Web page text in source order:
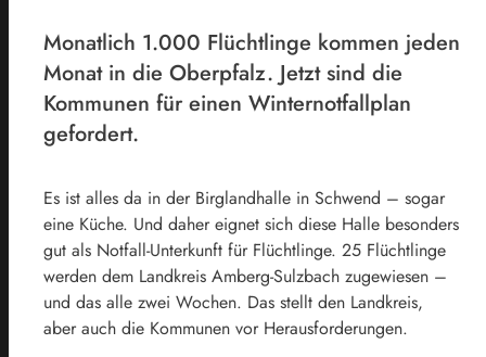
Monatlich 1.000 Flüchtlinge kommen jeden
Monat in die Oberpfalz. Jetzt sind die
Kommunen für einen Winternotfallplan
gefordert.
Es ist alles da in der Birglandhalle in Schwend – sogar
eine Küche. Und daher eignet sich diese Halle besonders
gut als Notfall-Unterkunft für Flüchtlinge. 25 Flüchtlinge
werden dem Landkreis Amberg-Sulzbach zugewiesen –
und das alle zwei Wochen. Das stellt den Landkreis,
aber auch die Kommunen vor Herausforderungen.